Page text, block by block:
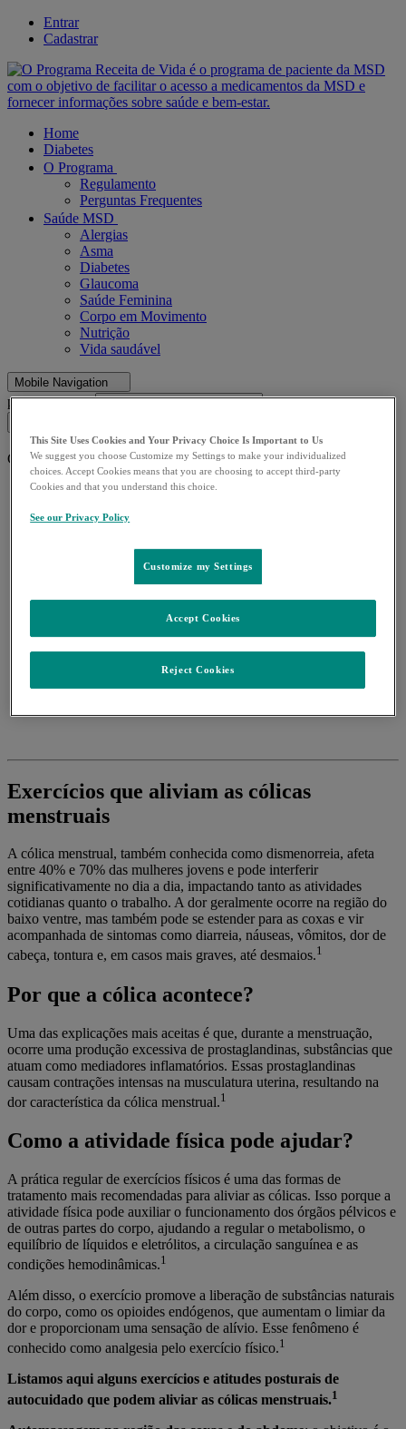
Entrar
Cadastrar
Home
Diabetes
O Programa
Regulamento
Perguntas Frequentes
Saúde MSD
Alergias
Asma
Diabetes
Glaucoma
Saúde Feminina
Corpo em Movimento
Nutrição
Vida saudável
Mobile Navigation
placeholder Busca
Close Mobile Navigation
Home
O Programa
Glaucoma
Saúde Feminina
Corpo em Movimento
Nutrição
Exercícios que aliviam as cólicas
menstruais
A cólica menstrual, também conhecida como dismenorreia, afeta
entre 40% e 70% das mulheres jovens e pode interferir
significativamente no dia a dia, impactando tanto as atividades
cotidianas quanto o trabalho. A dor geralmente ocorre na região do
baixo ventre, mas também pode se estender para as coxas e vir
acompanhada de sintomas como diarreia, náuseas, vômitos, dor de
cabeça, tontura e, em casos mais graves, até desmaios.1
Por que a cólica acontece?
Uma das explicações mais aceitas é que, durante a menstruação,
ocorre uma produção excessiva de prostaglandinas, substâncias que
atuam como mediadores inflamatórios. Essas prostaglandinas
causam contrações intensas na musculatura uterina, resultando na
dor característica da cólica menstrual.1
Como a atividade física pode ajudar?
A prática regular de exercícios físicos é uma das formas de
tratamento mais recomendadas para aliviar as cólicas. Isso porque a
atividade física pode auxiliar o funcionamento dos órgãos pélvicos e
de outras partes do corpo, ajudando a regular o metabolismo, o
equilíbrio de líquidos e eletrólitos, a circulação sanguínea e as
condições hemodinâmicas.1
Além disso, o exercício promove a liberação de substâncias naturais
do corpo, como os opioides endógenos, que aumentam o limiar da
dor e proporcionam uma sensação de alívio. Esse fenômeno é
conhecido como analgesia pelo exercício físico.1
Listamos aqui alguns exercícios e atitudes posturais de
autocuidado que podem aliviar as cólicas menstruais.1
This Site Uses Cookies and Your Privacy Choice Is Important to Us
We suggest you choose Customize my Settings to make your individualized
choices. Accept Cookies means that you are choosing to accept third-party
Cookies and that you understand this choice.
See our Privacy Policy
Customize my Settings
Reject Cookies
Accept Cookies